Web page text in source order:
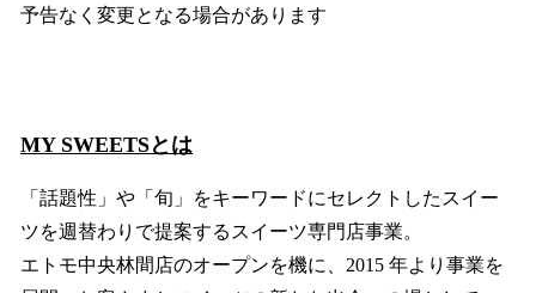
予告なく変更となる場合があります
MY SWEETSとは
「話題性」や「旬」をキーワードにセレクトしたスイー
ツを週替わりで提案するスイーツ専門店事業。
エトモ中央林間店のオープンを機に、2015 年より事業を